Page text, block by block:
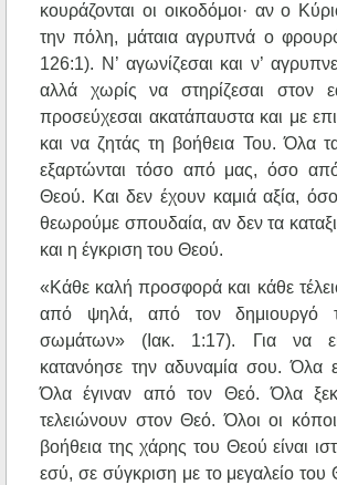
κουράζονται οι οικοδόμοι· αν ο
την πόλη, μάταια αγρυπνά ο
126:1). Ν’ αγωνίζεσαι και ν’
αλλά χωρίς να στηρίζεσαι στον
προσεύχεσαι ακατάπαυστα και με
και να ζητάς τη βοήθεια Του. Όλα
εξαρτώνται τόσο από μας, όσο
Θεού. Και δεν έχουν καμιά αξία,
θεωρούμε σπουδαία, αν δεν τα
και η έγκριση του Θεού.
«Κάθε καλή προσφορά και κάθε
από ψηλά, από τον δημιουργό
σωμάτων» (Ιακ. 1:17). Για να
κατανόησε την αδυναμία σου. Όλα
Όλα έγιναν από τον Θεό. Όλα
τελειώνουν στον Θεό. Όλοι οι
βοήθεια της χάρης του Θεού είναι
εσύ, σε σύγκριση με το μεγαλείο του